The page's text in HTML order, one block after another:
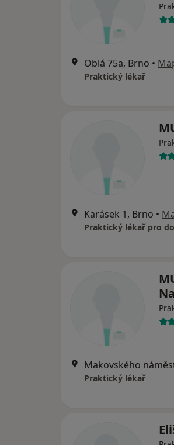
Oblá 75a, Brno •
Praktický lékař
Karásek 1, Brno •
Praktický lékař pro
Makovského
Praktický lékař